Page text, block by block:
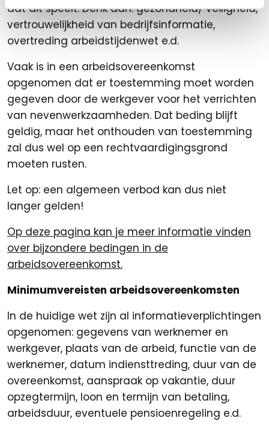
dat dit speelt. Denk aan: gezondheid/ veiligheid,
vertrouwelijkheid van bedrijfsinformatie,
overtreding arbeidstijdenwet e.d.
Vaak is in een arbeidsovereenkomst
opgenomen dat er toestemming moet worden
gegeven door de werkgever voor het verrichten
van nevenwerkzaamheden. Dat beding blijft
geldig, maar het onthouden van toestemming
zal dus wel op een rechtvaardigingsgrond
moeten rusten.
Let op: een algemeen verbod kan dus niet
langer gelden!
Op deze pagina kan je meer informatie vinden
over bijzondere bedingen in de
arbeidsovereenkomst.
Minimumvereisten arbeidsovereenkomsten
In de huidige wet zijn al informatieverplichtingen
opgenomen: gegevens van werknemer en
werkgever, plaats van de arbeid, functie van de
werknemer, datum indiensttreding, duur van de
overeenkomst, aanspraak op vakantie, duur
opzegtermijn, loon en termijn van betaling,
arbeidsduur, eventuele pensioenregeling e.d.